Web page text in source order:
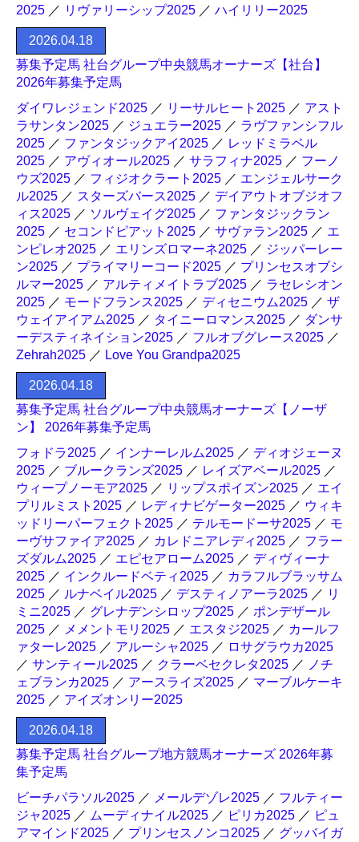
2025 ／ リヴァリーシップ2025 ／ ハイリリー2025
2026.04.18
募集予定馬 社台グループ中央競馬オーナーズ【社台】
2026年募集予定馬
ダイワレジェンド2025 ／ リーサルヒート2025 ／ アスト
ラサンタン2025 ／ ジュエラー2025 ／ ラヴファンシフル
2025 ／ ファンタジックアイ2025 ／ レッドミラベル
2025 ／ アヴィオール2025 ／ サラフィナ2025 ／ フーノ
ウズ2025 ／ フィジオクラート2025 ／ エンジェルサーク
ル2025 ／ スターズバース2025 ／ デイアウトオブジオフ
ィス2025 ／ ソルヴェイグ2025 ／ ファンタジックラン
2025 ／ セコンドピアット2025 ／ サヴァラン2025 ／ エ
ンピレオ2025 ／ エリンズロマーネ2025 ／ ジッパーレー
ン2025 ／ プライマリーコード2025 ／ プリンセスオブシ
ルマー2025 ／ アルティメイトラブ2025 ／ ラセレシオン
2025 ／ モードフランス2025 ／ ディセニウム2025 ／ ザ
ウェイアイアム2025 ／ タイニーロマンス2025 ／ ダンサ
ーデスティネイション2025 ／ フルオブグレース2025 ／
Zehrah2025 ／ Love You Grandpa2025
2026.04.18
募集予定馬 社台グループ中央競馬オーナーズ【ノーザ
ン】 2026年募集予定馬
フォドラ2025 ／ インナーレルム2025 ／ ディオジェーヌ
2025 ／ ブルークランズ2025 ／ レイズアベール2025 ／
ウィープノーモア2025 ／ リップスポイズン2025 ／ エイ
プリルミスト2025 ／ レディナビゲーター2025 ／ ウィキ
ッドリーパーフェクト2025 ／ テルモードーサ2025 ／ モ
ーヴサファイア2025 ／ カレドニアレディ2025 ／ フラー
ズダルム2025 ／ エピセアローム2025 ／ ディヴィーナ
2025 ／ インクルードベティ2025 ／ カラフルブラッサム
2025 ／ ルナベイル2025 ／ デスティノアーラ2025 ／ リ
ミニ2025 ／ グレナデンシロップ2025 ／ ポンデザール
2025 ／ メメントモリ2025 ／ エスタジ2025 ／ カールフ
ァターレ2025 ／ アルーシャ2025 ／ ロサグラウカ2025
／ サンティール2025 ／ クラーベセクレタ2025 ／ ノチ
ェブランカ2025 ／ アースライズ2025 ／ マーブルケーキ
2025 ／ アイズオンリー2025
2026.04.18
募集予定馬 社台グループ地方競馬オーナーズ 2026年募
集予定馬
ビーチパラソル2025 ／ メールデゾレ2025 ／ フルティー
ジャ2025 ／ ムーディナイル2025 ／ ピリカ2025 ／ ピュ
アマインド2025 ／ プリンセスノンコ2025 ／ グッバイガ